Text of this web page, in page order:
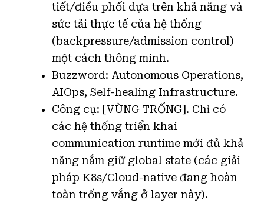
tiết/điều phối dựa trên khả năng và
sức tải thực tế của hệ thống
(backpressure/admission control)
một cách thông minh.
Buzzword: Autonomous Operations,
AIOps, Self-healing Infrastructure.
Công cụ: [VÙNG TRỐNG]. Chỉ có
các hệ thống triển khai
communication runtime mới đủ khả
năng nắm giữ global state (các giải
pháp K8s/Cloud-native đang hoàn
toàn trống vắng ở layer này).